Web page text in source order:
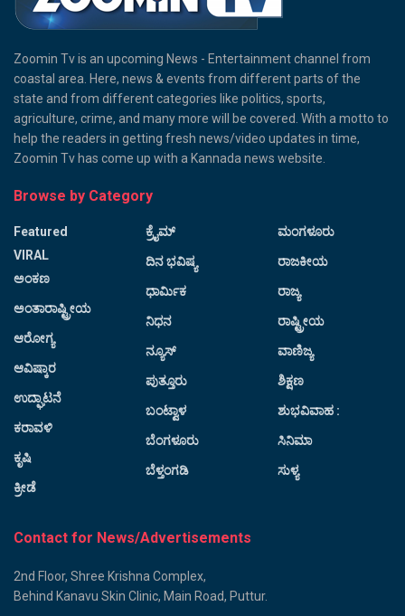
Zoomin Tv is an upcoming News - Entertainment channel from
coastal area. Here, news & events from different parts of the
state and from different categories like politics, sports,
agriculture, crime, and many more will be covered. With a motto to
help the readers in getting fresh news/video updates in time,
Zoomin Tv has come up with a Kannada news website.
Browse by Category
Featured
VIRAL
ಅಂಕಣ
ಅಂತಾರಾಷ್ಟ್ರೀಯ
ಆರೋಗ್ಯ
ಆವಿಷ್ಕಾರ
ಉದ್ಘಾಟನೆ
ಕರಾವಳಿ
ಕೃಷಿ
ಕ್ರೀಡೆ
ಕ್ರೈಮ್
ದಿನ ಭವಿಷ್ಯ
ಧಾರ್ಮಿಕ
ನಿಧನ
ನ್ಯೂಸ್
ಪುತ್ತೂರು
ಬಂಟ್ವಾಳ
ಬೆಂಗಳೂರು
ಬೆಳ್ತಂಗಡಿ
ಮಂಗಳೂರು
ರಾಜಕೀಯ
ರಾಜ್ಯ
ರಾಷ್ಟ್ರೀಯ
ವಾಣಿಜ್ಯ
ಶಿಕ್ಷಣ
ಶುಭವಿವಾಹ :
ಸಿನಿಮಾ
ಸುಳ್ಯ
Contact for News/Advertisements
2nd Floor, Shree Krishna Complex,
Behind Kanavu Skin Clinic, Main Road, Puttur.